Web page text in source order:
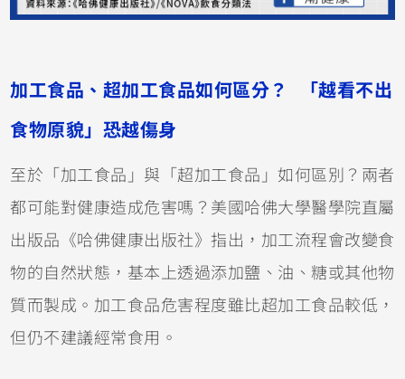
加工食品、超加工食品如何區分？ 「越看不出
食物原貌」恐越傷身
至於「加工食品」與「超加工食品」如何區別？兩者
都可能對健康造成危害嗎？美國哈佛大學醫學院直屬
出版品《哈佛健康出版社》指出，加工流程會改變食
物的自然狀態，基本上透過添加鹽、油、糖或其他物
質而製成。加工食品危害程度雖比超加工食品較低，
但仍不建議經常食用。